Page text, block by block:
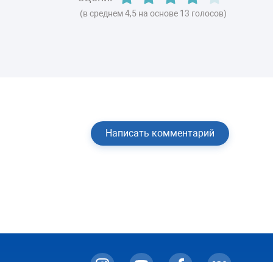
(в среднем 4,5 на основе 13 голосов)
Написать комментарий